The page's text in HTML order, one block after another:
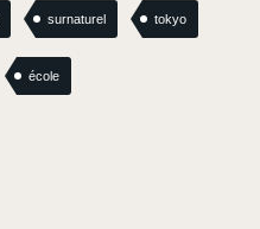
surnaturel tokyo
école